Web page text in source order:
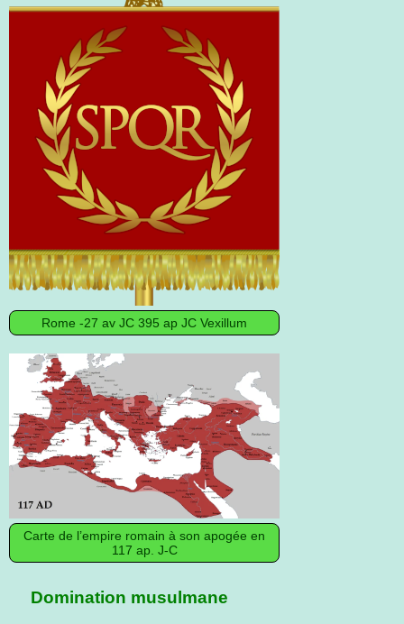
Rome -27 av JC 395 ap JC Vexillum
Carte de l’empire romain à son apogée en
117 ap. J-C
Domination musulmane